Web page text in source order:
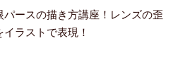
パースの描き方講座！レンズの歪
イラストで表現！